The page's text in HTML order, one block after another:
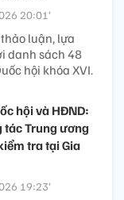
20:01’
luận, lựa
danh sách 48
hội khóa XVI.
hội và HĐND:
tác Trung ương
tra tại Gia
19:23’